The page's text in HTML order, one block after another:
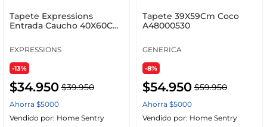
Tapete Expressions
Entrada Caucho 40X60Cm
EXPRESSIONS
-13%
$34.950 $39.950
Ahorra $5000
Vendido por: Home Sentry
Tapete 39X59Cm Coco
A48000530
GENERICA
-8%
$54.950 $59.950
Ahorra $5000
Vendido por: Home Sentry